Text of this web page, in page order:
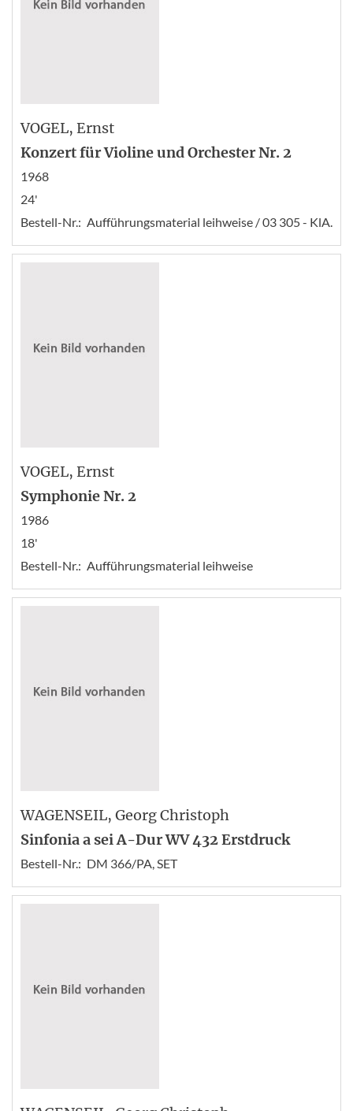
VOGEL, Ernst
Konzert für Violine und Orchester Nr. 2
1968
24'
Bestell-Nr.: Aufführungsmaterial leihweise / 03 305 - KlA.
VOGEL, Ernst
Symphonie Nr. 2
1986
18'
Bestell-Nr.: Aufführungsmaterial leihweise
WAGENSEIL, Georg Christoph
Sinfonia a sei A-Dur WV 432 Erstdruck
Bestell-Nr.: DM 366/PA, SET